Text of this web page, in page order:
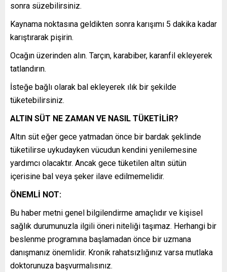
sonra süzebilirsiniz.
Kaynama noktasına geldikten sonra karışımı 5 dakika kadar
karıştırarak pişirin.
Ocağın üzerinden alın. Tarçın, karabiber, karanfil ekleyerek
tatlandırın.
İsteğe bağlı olarak bal ekleyerek ılık bir şekilde
tüketebilirsiniz.
ALTIN SÜT NE ZAMAN VE NASIL TÜKETİLİR?
Altın süt eğer gece yatmadan önce bir bardak şeklinde
tüketilirse uykudayken vücudun kendini yenilemesine
yardımcı olacaktır. Ancak gece tüketilen altın sütün
içerisine bal veya şeker ilave edilmemelidir.
ÖNEMLİ NOT:
Bu haber metni genel bilgilendirme amaçlıdır ve kişisel
sağlık durumunuzla ilgili öneri niteliği taşımaz. Herhangi bir
beslenme programına başlamadan önce bir uzmana
danışmanız önemlidir. Kronik rahatsızlığınız varsa mutlaka
doktorunuza başvurmalısınız.